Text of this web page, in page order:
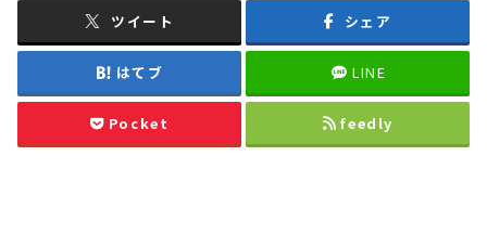
ツイート シェア
はてブ LINE
Pocket feedly